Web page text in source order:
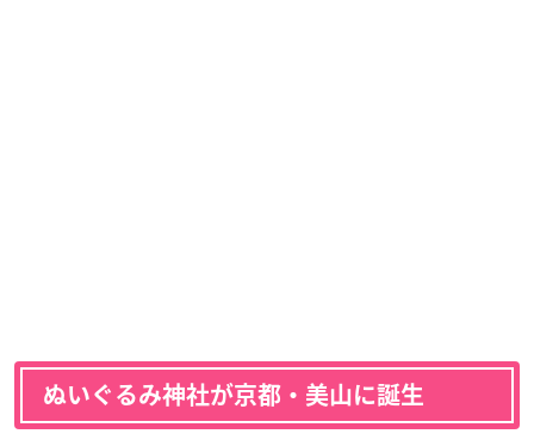
ぬいぐるみ神社が京都・美山に誕生